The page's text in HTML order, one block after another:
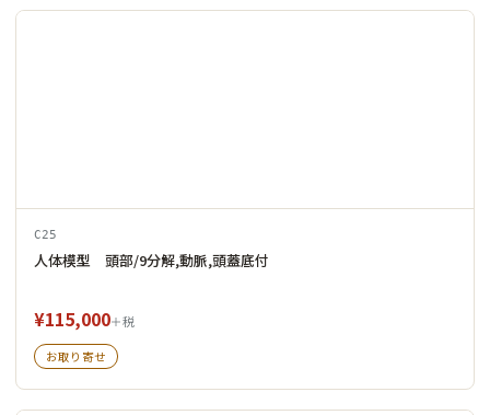
C25
人体模型 頭部/9分解,動脈,頭蓋底付
¥115,000＋税
お取り寄せ